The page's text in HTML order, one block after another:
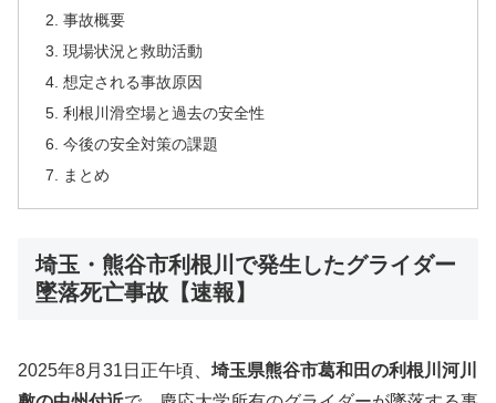
事故概要
現場状況と救助活動
想定される事故原因
利根川滑空場と過去の安全性
今後の安全対策の課題
まとめ
埼玉・熊谷市利根川で発生したグライダー
墜落死亡事故【速報】
2025年8月31日正午頃、 埼玉県熊谷市葛和田の利根川河川